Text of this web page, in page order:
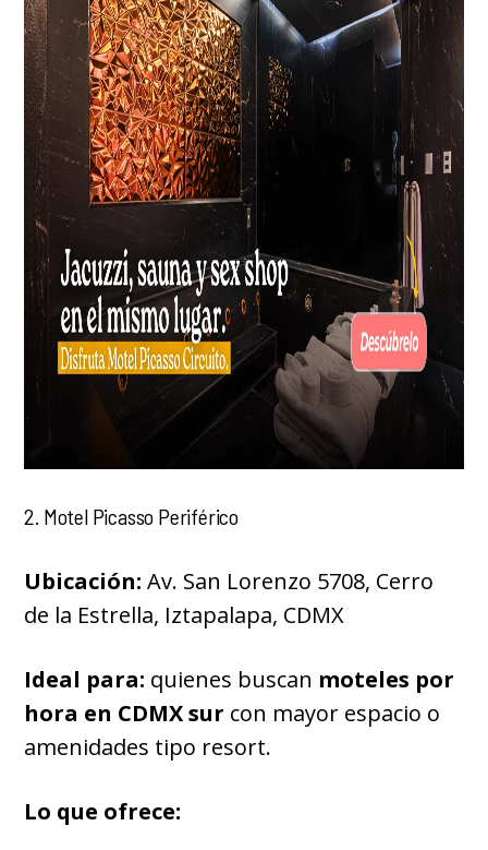
2. Motel Picasso Periférico
Ubicación: Av. San Lorenzo 5708, Cerro
de la Estrella, Iztapalapa, CDMX
Ideal para: quienes buscan moteles por
hora en CDMX sur con mayor espacio o
amenidades tipo resort.
Lo que ofrece: